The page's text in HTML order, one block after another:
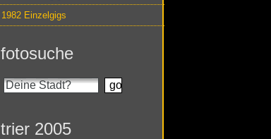
1982 Einzelgigs
fotosuche
trier 2005